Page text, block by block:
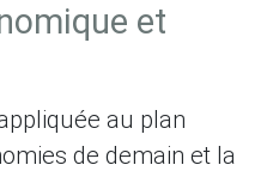
et
au plan
de demain et la